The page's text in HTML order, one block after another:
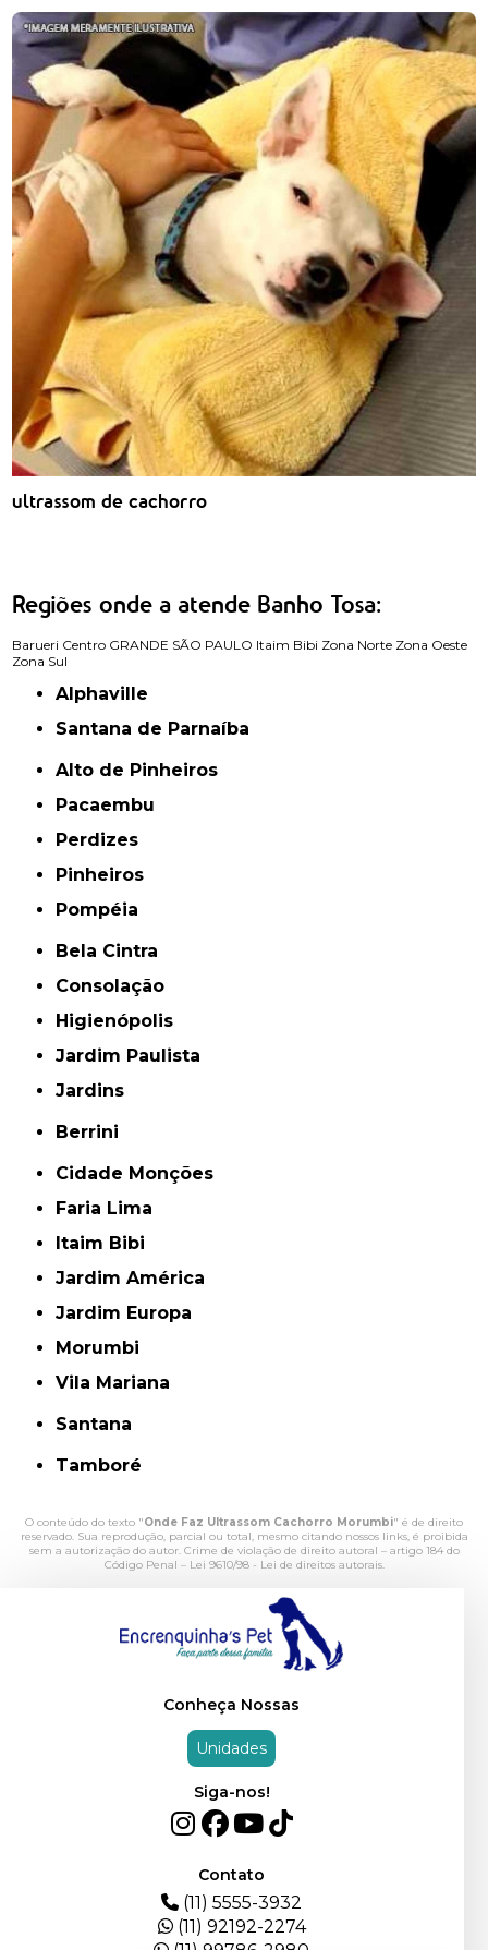
ultrassom de cachorro
Regiões onde a atende Banho Tosa:
Barueri Centro GRANDE SÃO PAULO Itaim Bibi Zona Norte Zona Oeste
Zona Sul
Alphaville
Santana de Parnaíba
Alto de Pinheiros
Pacaembu
Perdizes
Pinheiros
Pompéia
Bela Cintra
Consolação
Higienópolis
Jardim Paulista
Jardins
Berrini
Cidade Monções
Faria Lima
Itaim Bibi
Jardim América
Jardim Europa
Morumbi
Vila Mariana
Santana
Tamboré
O conteúdo do texto "Onde Faz Ultrassom Cachorro Morumbi" é de direito
reservado. Sua reprodução, parcial ou total, mesmo citando nossos links, é proibida
sem a autorização do autor. Crime de violação de direito autoral – artigo 184 do
Código Penal – Lei 9610/98 - Lei de direitos autorais.
Conheça Nossas
Unidades
Siga-nos!
Contato
(11) 5555-3932
(11) 92192-2274